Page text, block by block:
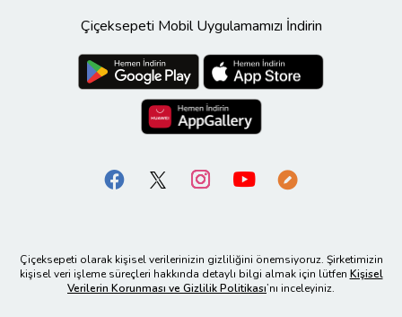
Çiçeksepeti Mobil Uygulamamızı İndirin
Çiçeksepeti olarak kişisel verilerinizin gizliliğini önemsiyoruz. Şirketimizin
kişisel veri işleme süreçleri hakkında detaylı bilgi almak için lütfen Kişisel
Verilerin Korunması ve Gizlilik Politikası’nı inceleyiniz.